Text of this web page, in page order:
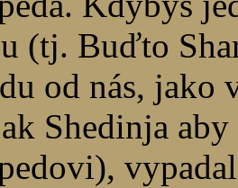
(tj. Buďto
od nás, jako
Shedinja